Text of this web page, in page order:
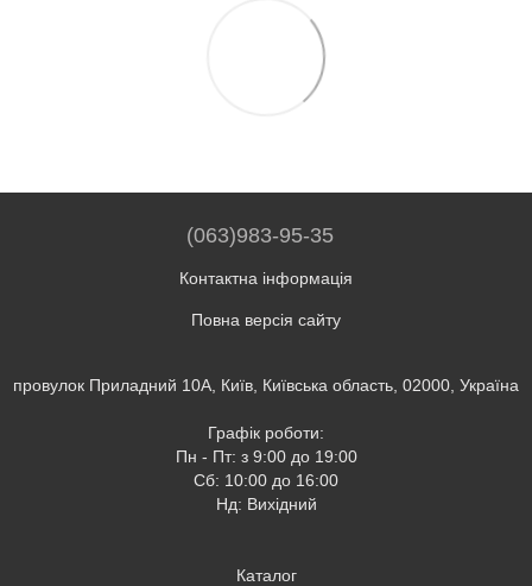
(063)983-95-35
Контактна інформація
Повна версія сайту
провулок Приладний 10А, Київ, Київська область, 02000, Україна
Графік роботи:
Пн - Пт: з 9:00 до 19:00
Сб: 10:00 до 16:00
Нд: Вихідний
Каталог